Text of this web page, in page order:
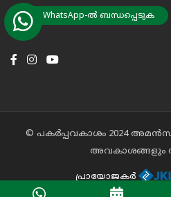
WhatsApp-ൽ ബന്ധപ്പെടുക
© പകർപ്പവകാശം 2024
അവകാശങ്ങളും
പ്രായോജകർ